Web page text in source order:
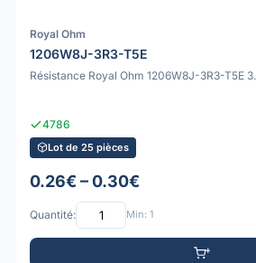
Royal Ohm
1206W8J-3R3-T5E
Résistance Royal Ohm 1206W8J-3R3-T5E
4786
Lot de 25 pièces
0.26€ – 0.30€
Quantité: Min: 1